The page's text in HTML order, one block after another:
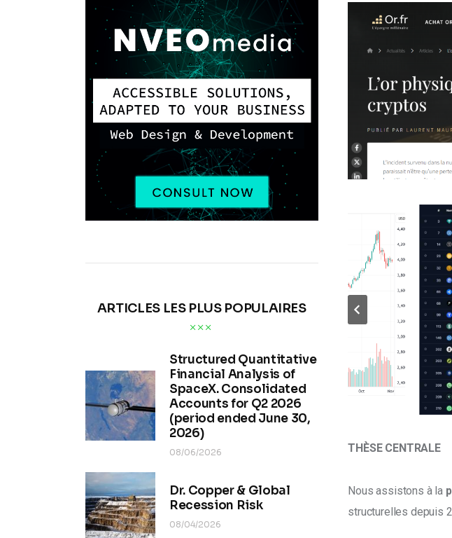
THÈSE CENTRALE
Nous assistons à la
structurelles depuis
ARTICLES LES PLUS POPULAIRES
Structured Quantitative
Financial Analysis of
SpaceX. Consolidated
Accounts for Q2 2026
(period ended June 30,
2026)
08/06/2026
Dr. Copper & Global
Recession Risk
08/04/2026